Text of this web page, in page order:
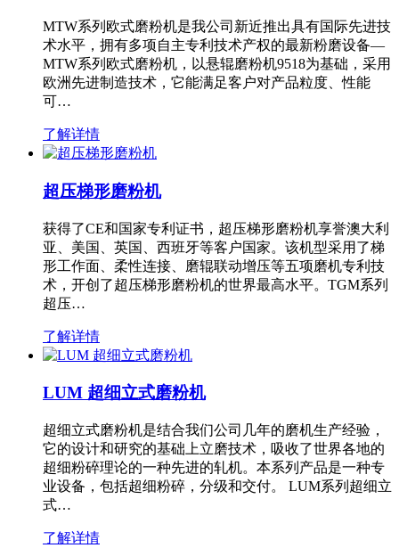
MTW系列欧式磨粉机是我公司新近推出具有国际先进技
术水平，拥有多项自主专利技术产权的最新粉磨设备—
MTW系列欧式磨粉机，以悬辊磨粉机9518为基础，采用
欧洲先进制造技术，它能满足客户对产品粒度、性能
可…
了解详情
超压梯形磨粉机
获得了CE和国家专利证书，超压梯形磨粉机享誉澳大利
亚、美国、英国、西班牙等客户国家。该机型采用了梯
形工作面、柔性连接、磨辊联动增压等五项磨机专利技
术，开创了超压梯形磨粉机的世界最高水平。TGM系列
超压…
了解详情
LUM 超细立式磨粉机
超细立式磨粉机是结合我们公司几年的磨机生产经验，
它的设计和研究的基础上立磨技术，吸收了世界各地的
超细粉碎理论的一种先进的轧机。本系列产品是一种专
业设备，包括超细粉碎，分级和交付。 LUM系列超细立
式…
了解详情